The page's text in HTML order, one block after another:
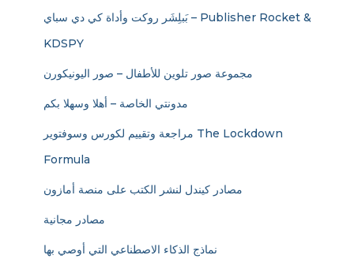
بَبلِشَر روكت وأداة كي دي سباي – Publisher Rocket &
KDSPY
مجموعة صور تلوين للأطفال – صور اليونيكورن
مدونتي الخاصة – أهلا وسهلا بكم
مراجعة وتقييم لكورس وسوفتوير The Lockdown
Formula
مصادر كيندل لنشر الكتب على منصة أمازون
مصادر مجانية
نماذج الذكاء الاصطناعي التي أوصي بها